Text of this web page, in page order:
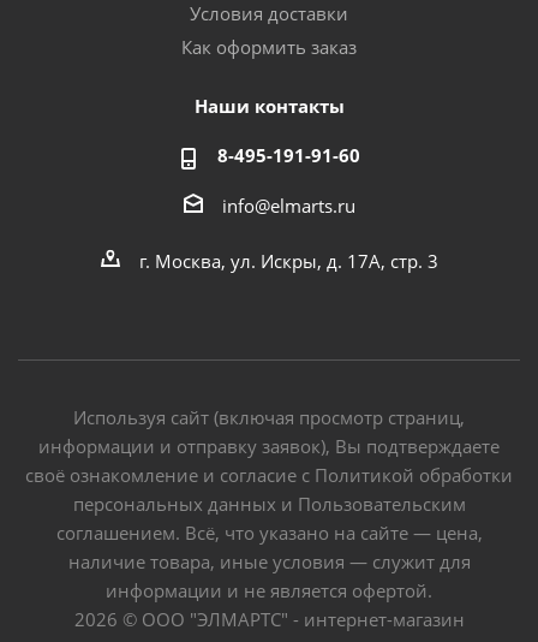
Условия доставки
Как оформить заказ
Наши контакты
8-495-191-91-60
info@elmarts.ru
г. Москва, ул. Искры, д. 17А, стр. 3
Используя сайт (включая просмотр страниц,
информации и отправку заявок), Вы подтверждаете
своё ознакомление и согласие с Политикой обработки
персональных данных и Пользовательским
соглашением. Всё, что указано на сайте — цена,
наличие товара, иные условия — служит для
информации и не является офертой.
2026 © ООО "ЭЛМАРТС" - интернет-магазин